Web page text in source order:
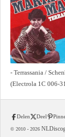
- Terrassania /
(Electrola 1C 006-
Delen Deel
© 2010 - 2026